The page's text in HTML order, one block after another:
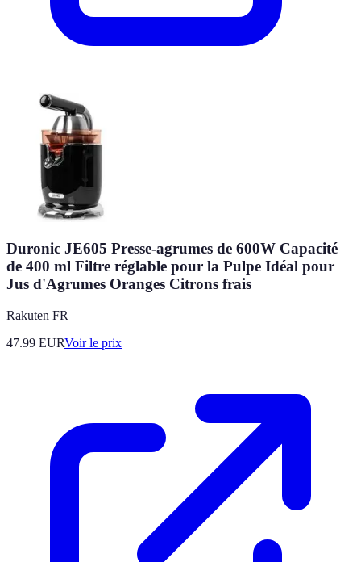
Duronic JE605 Presse-agrumes de 600W Capacité
de 400 ml Filtre réglable pour la Pulpe Idéal pour
Jus d'Agrumes Oranges Citrons frais
Rakuten FR
47.99 EURVoir le prix